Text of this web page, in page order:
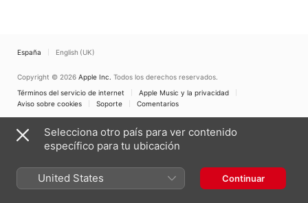
España English (UK)
Copyright © 2026 Apple Inc. Todos los derechos reservados.
Términos del servicio de internet
Apple Music y la privacidad
Aviso sobre cookies
Soporte Comentarios
Selecciona otro país para ver contenido
específico para tu ubicación
United States Continuar